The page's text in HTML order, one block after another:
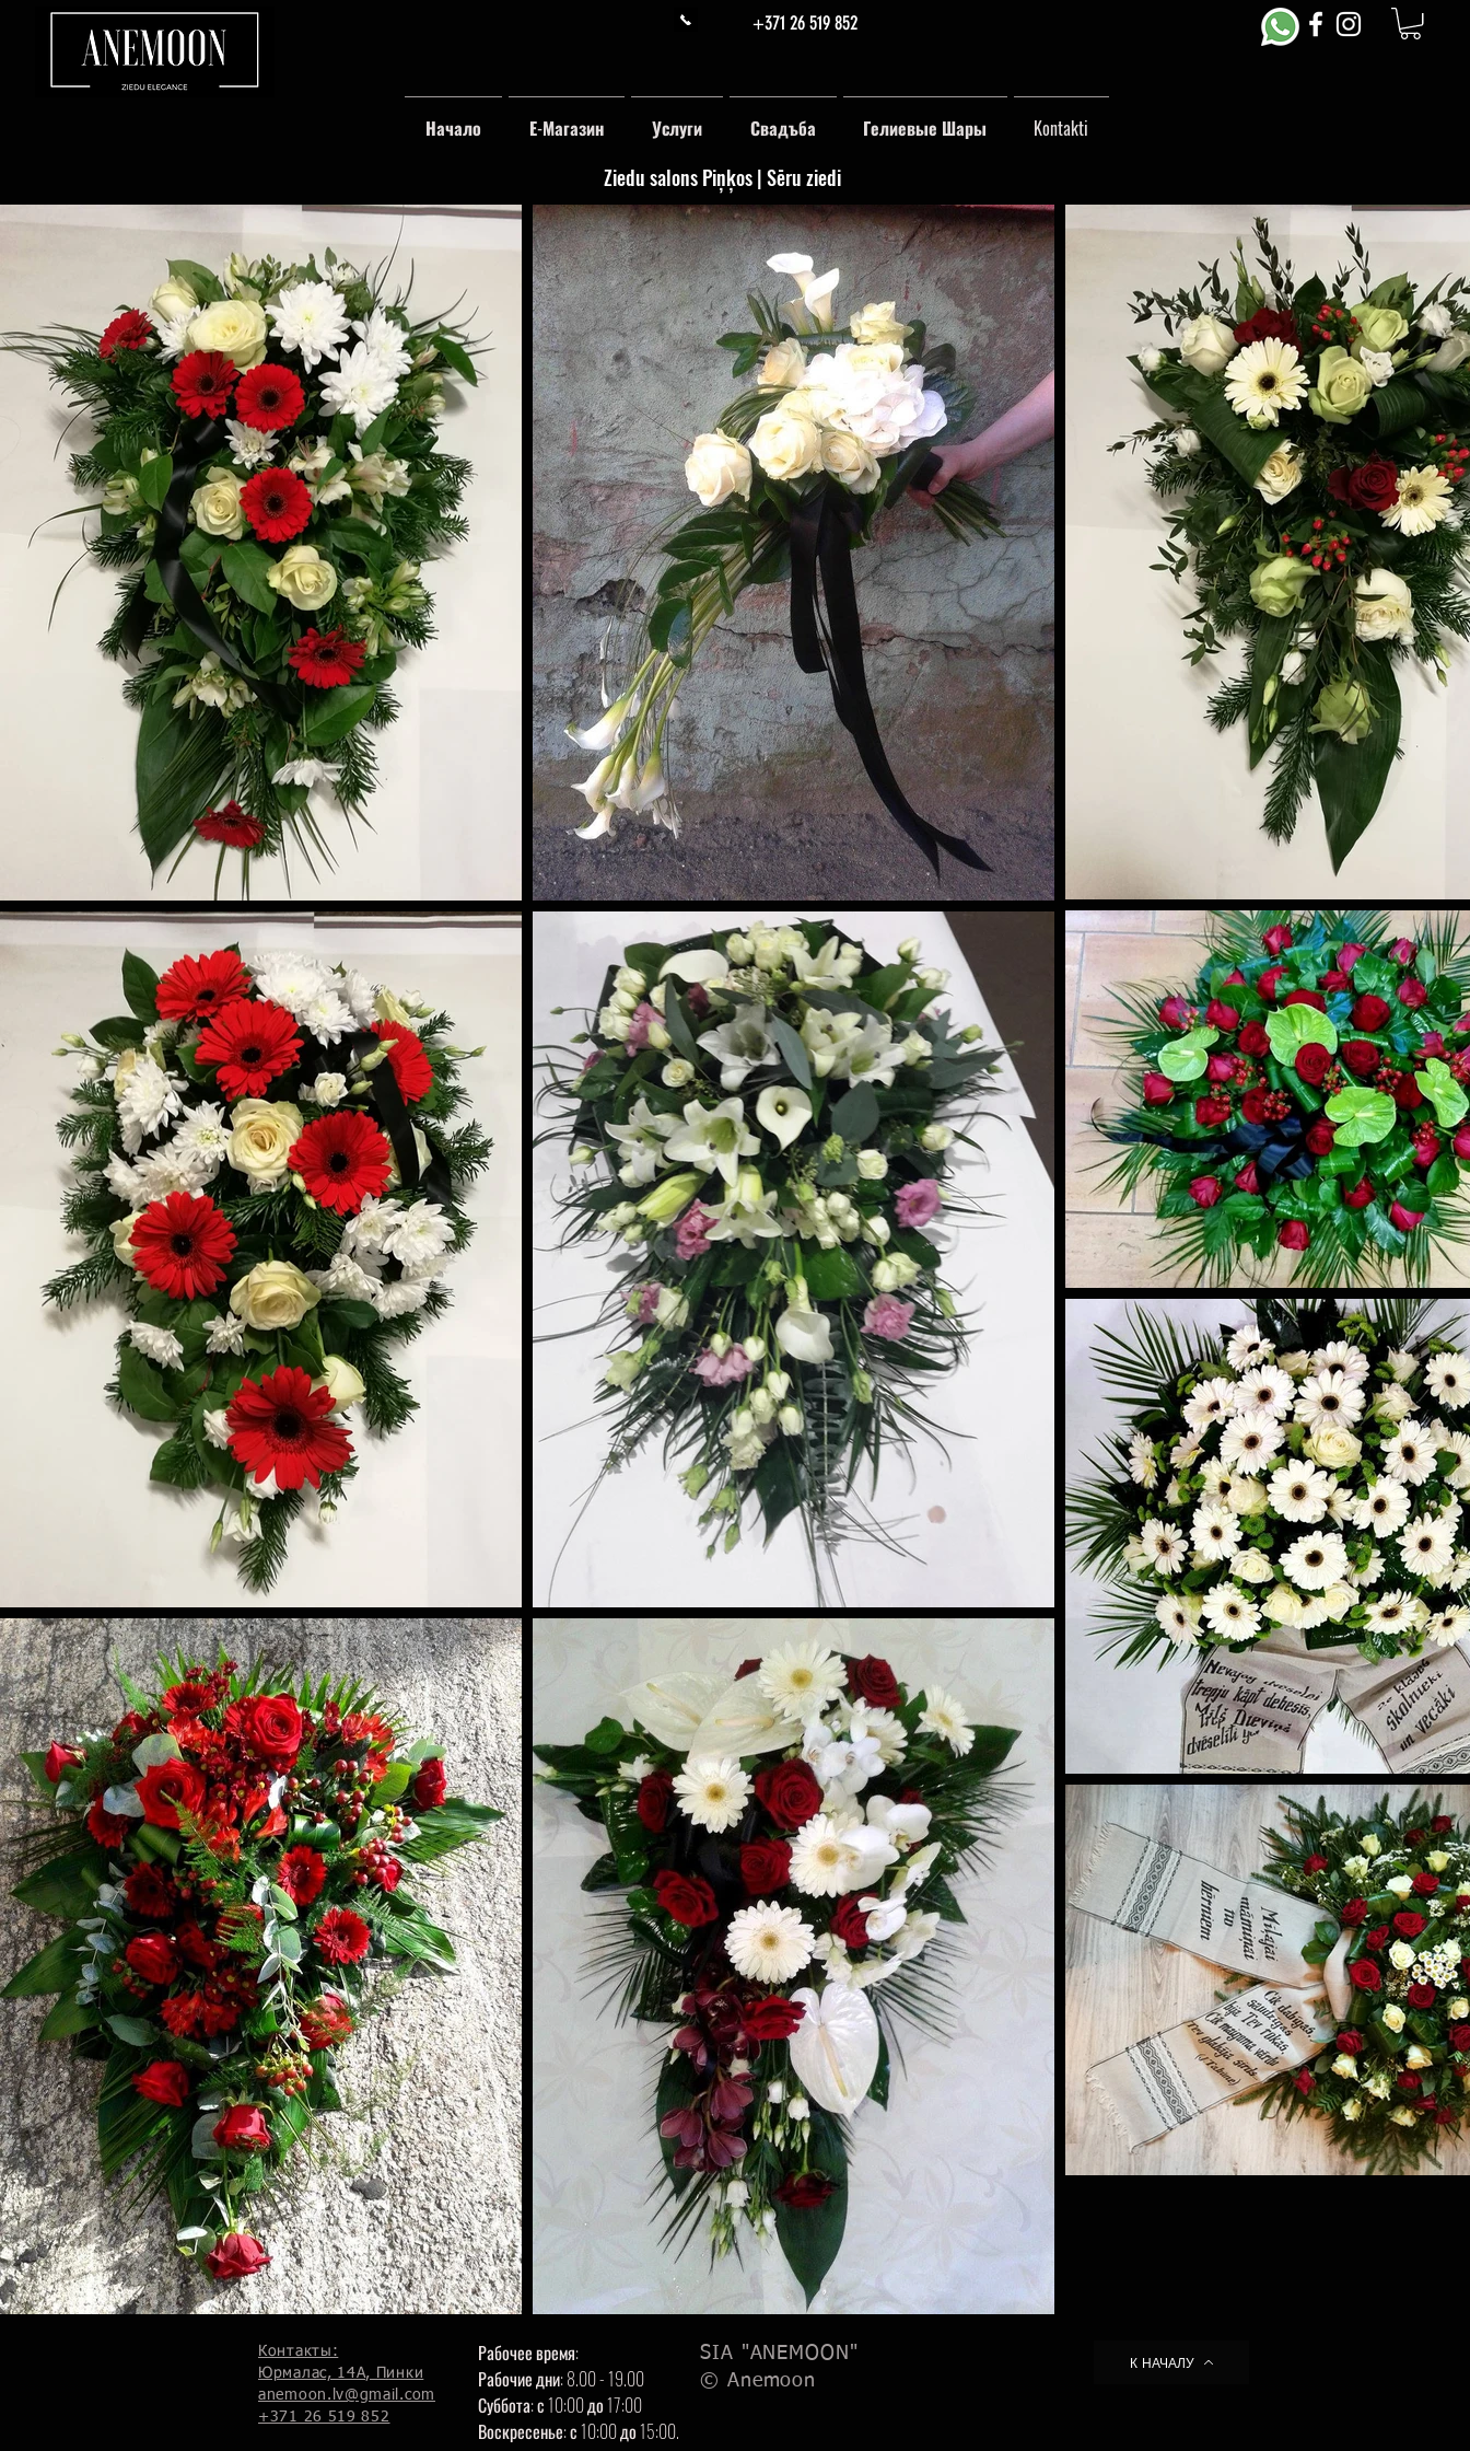
+371 26 519 852
Начало Е-Магазин Услуги Свадъба Гелиевые Шары Kontakti
Ziedu salons Piņķos | Sēru ziedi
Контакты:
Юрмалас, 14А, Пинки
anemoon.lv@gmail.com
+371 26 519 852
Рабочее время:
Рабочие дни: 8.00 - 19.00
Суббота: с 10:00 до 17:00
Воскресенье: с 10:00 до 15:00.
SIA "ANEMOON"
© Anemoon
К НАЧАЛУ